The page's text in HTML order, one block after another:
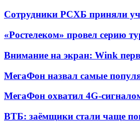
Сотрудники РСХБ приняли
«Ростелеком» провел серию
Внимание на экран: Wink
МегаФон назвал самые
МегаФон охватил 4G-
ВТБ: заёмщики стали чаще